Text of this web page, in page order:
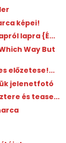
képei!
​lapra {É...
Way But
előzetese!...
jelenetfotó
és tease...